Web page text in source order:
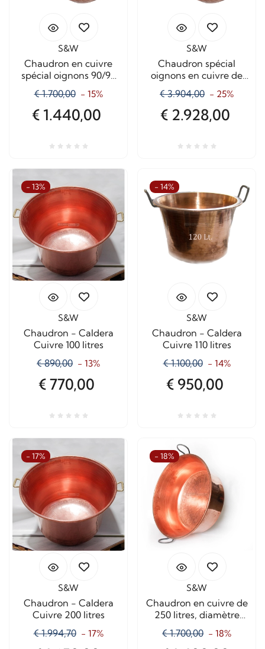
S&W
Chaudron en cuivre
spécial oignons 90/95
€ 1.700,00 - 15%
€ 1.440,00
S&W
Chaudron spécial
oignons en cuivre de
€ 3.904,00 - 25%
€ 2.928,00
- 13%
S&W
Chaudron - Caldera
Cuivre 100 litres
€ 890,00 - 13%
€ 770,00
- 14%
S&W
Chaudron - Caldera
Cuivre 110 litres
€ 1.100,00 - 14%
€ 950,00
- 17%
S&W
Chaudron - Caldera
Cuivre 200 litres
€ 1.994,70 - 17%
- 18%
S&W
Chaudron en cuivre de
250 litres, diamètre
€ 1.700,00 - 18%